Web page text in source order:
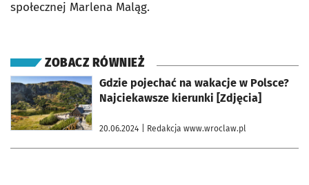
społecznej Marlena Maląg.
ZOBACZ RÓWNIEŻ
Gdzie pojechać na wakacje w Polsce?
Najciekawsze kierunki [Zdjęcia]
20.06.2024 | Redakcja www.wroclaw.pl
otworzy się w nowej karcie